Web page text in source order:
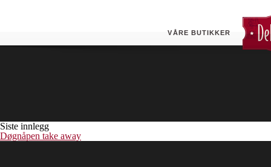
VÅRE BUTIKKER
Siste innlegg
Døgnåpen take away